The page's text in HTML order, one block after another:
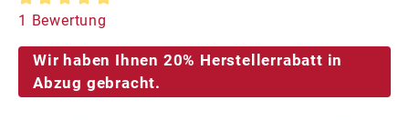
Durchschnittliche Bewertung von 5 von 5 Sternen
1 Bewertung
Wir haben Ihnen 20% Herstellerrabatt in
Abzug gebracht.